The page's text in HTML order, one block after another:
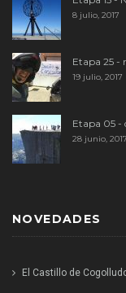
8 julio, 2017
Etapa 25 -
19 julio, 2017
Etapa 05 -
28 junio, 2017
NOVEDADES
El Castillo de